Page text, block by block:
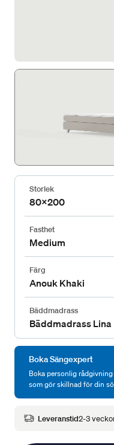
Storlek
80x200
Fasthet
Medium
Färg
Anouk Khaki
Bäddmadrass
Bäddmadrass Lina
Boka Sängexpert
Boka personlig
som gör skillnad för din
Leveranstid2-3